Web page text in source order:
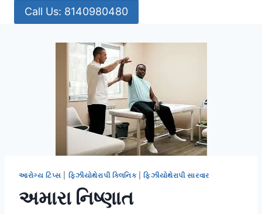
Call Us: 8140980480
આરોગ્ય ટિપ્સ ફિઝીયોથેરાપી ક્લિનિક|ફિઝીયોથેરાપી સારવાર
અમારા નિષ્ણાત